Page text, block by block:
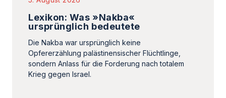
Lexikon: Was »Nakba«
ursprünglich bedeutete
Die Nakba war ursprünglich keine
Opfererzählung palästinensischer Flüchtlinge,
sondern Anlass für die Forderung nach totalem
Krieg gegen Israel.